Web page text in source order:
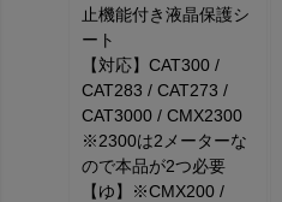
止機能付き液晶保護シ
ート
【対応】CAT300 /
CAT283 / CAT273 /
CAT3000 / CMX2300
※2300は2メーターな
ので本品が2つ必要
【ゆ】※CMX200 /